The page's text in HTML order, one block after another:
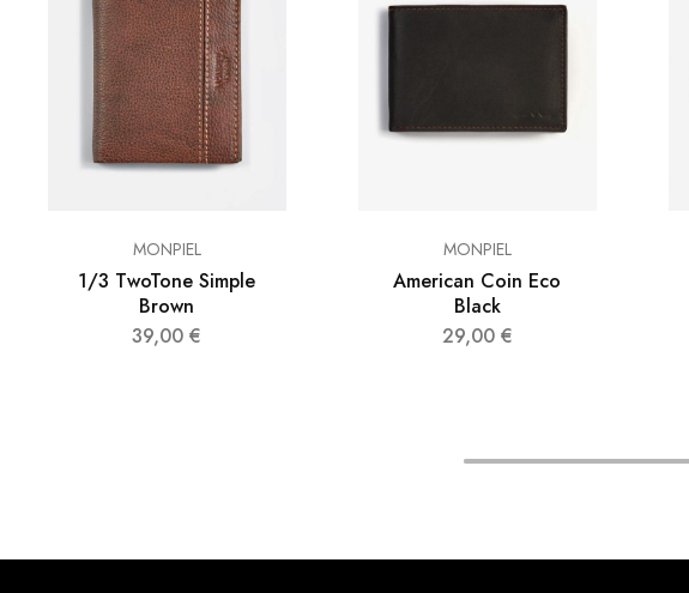
MONPIEL
1/3 TwoTone Simple
Brown
39,00€
MONPIEL
American Coin Eco
Black
29,00 €